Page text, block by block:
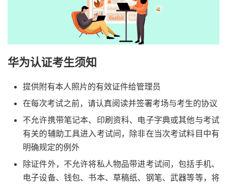
华为认证考生须知
提供附有本人照片的有效证件给管理员
在每次考试之前，请认真阅读并签署考场与考生的协议
不允许携带笔记本、印刷资科、电子字典或其他与考试
有关的辅助工具进入考试间，除非在当次考试料目中有
明确规定的例外
除证件外，不允许将私人物品带进考试间，包括手机、
电子设备、钱包、书本、草稿纸、钢笔、武器等等，将